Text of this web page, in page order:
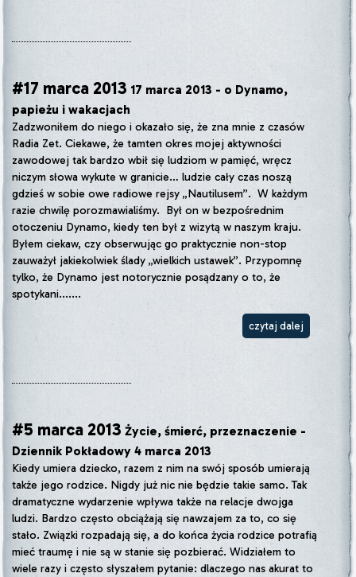
#17 marca 2013 17 marca 2013 - o Dynamo,
papieżu i wakacjach
Zadzwoniłem do niego i okazało się, że zna mnie z czasów
Radia Zet. Ciekawe, że tamten okres mojej aktywności
zawodowej tak bardzo wbił się ludziom w pamięć, wręcz
niczym słowa wykute w granicie… ludzie cały czas noszą
gdzieś w sobie owe radiowe rejsy „Nautilusem”. W każdym
razie chwilę porozmawialiśmy. Był on w bezpośrednim
otoczeniu Dynamo, kiedy ten był z wizytą w naszym kraju.
Byłem ciekaw, czy obserwując go praktycznie non-stop
zauważył jakiekolwiek ślady „wielkich ustawek”. Przypomnę
tylko, że Dynamo jest notorycznie posądzany o to, że
spotykani.......
czytaj dalej
#5 marca 2013 Życie, śmierć, przeznaczenie -
Dziennik Pokładowy 4 marca 2013
Kiedy umiera dziecko, razem z nim na swój sposób umierają
także jego rodzice. Nigdy już nic nie będzie takie samo. Tak
dramatyczne wydarzenie wpływa także na relacje dwojga
ludzi. Bardzo często obciążają się nawzajem za to, co się
stało. Związki rozpadają się, a do końca życia rodzice potrafią
mieć traumę i nie są w stanie się pozbierać. Widziałem to
wiele razy i często słyszałem pytanie: dlaczego nas akurat to